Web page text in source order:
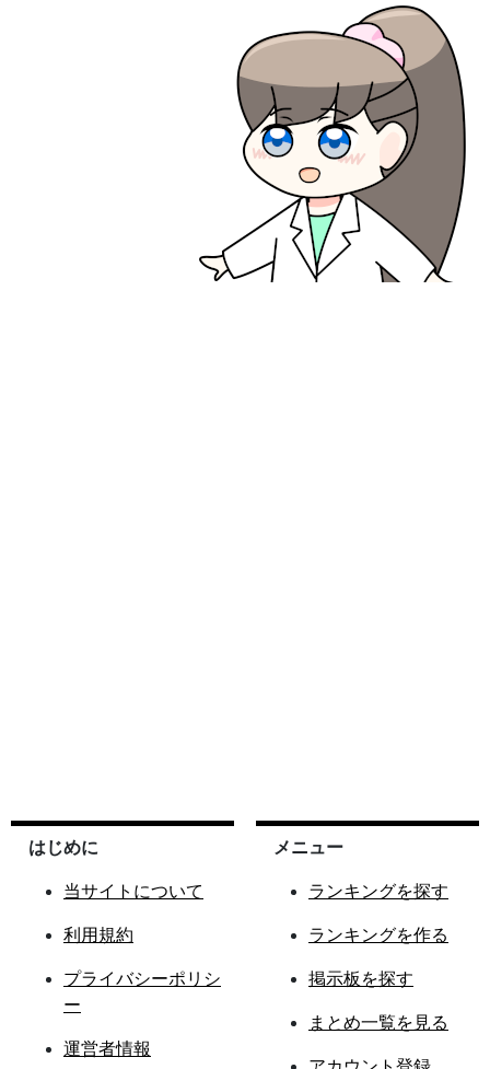
はじめに
当サイトについて
利用規約
プライバシーポリシ
ー
運営者情報
メニュー
ランキングを探す
ランキングを作る
掲示板を探す
まとめ一覧を見る